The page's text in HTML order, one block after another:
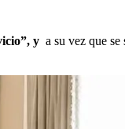
y a su vez que